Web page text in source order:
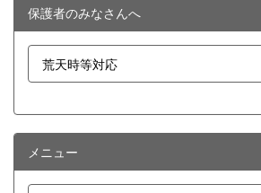
保護者のみなさんへ
荒天時等対応
メニュー